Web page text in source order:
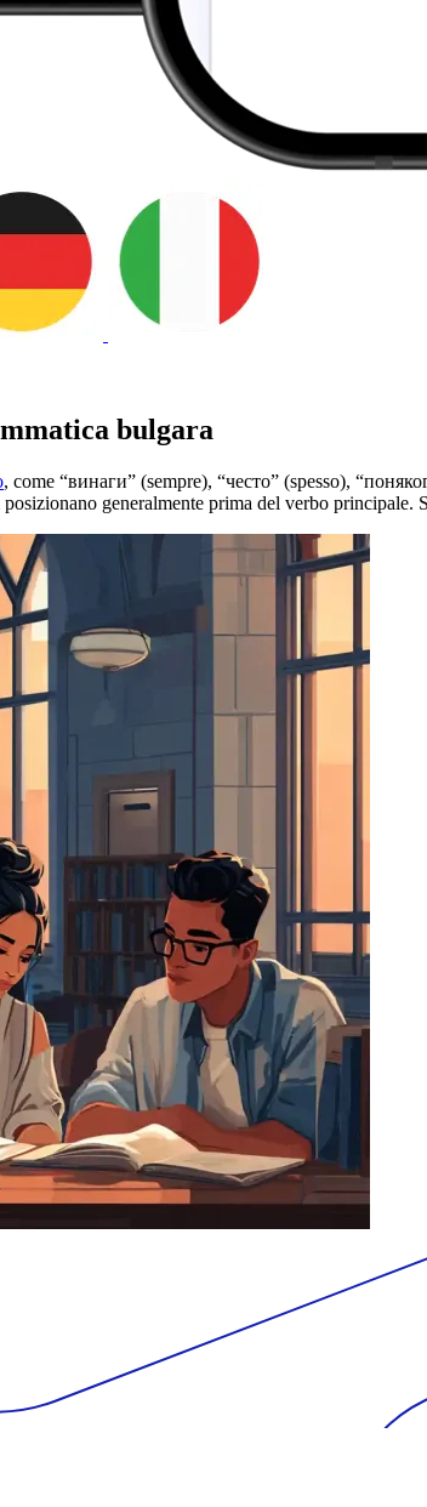
bulgara
, come “винаги” (sempre), “често” (spesso),
generalmente prima del verbo